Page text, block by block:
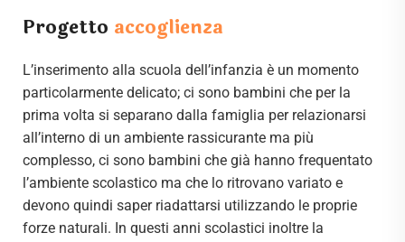
Progetto accoglienza
L’inserimento alla scuola dell’infanzia è un momento
particolarmente delicato; ci sono bambini che per la
prima volta si separano dalla famiglia per relazionarsi
all’interno di un ambiente rassicurante ma più
complesso, ci sono bambini che già hanno frequentato
l’ambiente scolastico ma che lo ritrovano variato e
devono quindi saper riadattarsi utilizzando le proprie
forze naturali. In questi anni scolastici inoltre la